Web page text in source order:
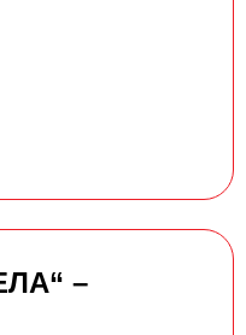
–